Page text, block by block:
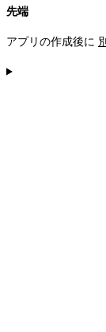
先端
アプリの作成後に